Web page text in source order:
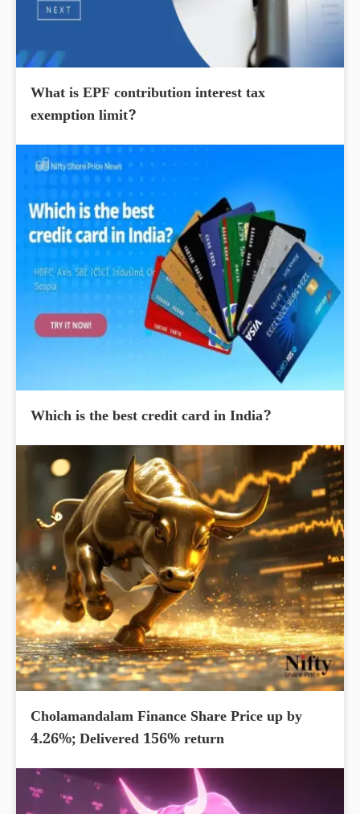
What is EPF contribution interest tax
exemption limit?
Which is the best credit card in India?
Cholamandalam Finance Share Price up by
4.26%; Delivered 156% return